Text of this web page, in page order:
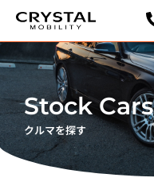
ッ
プ
Stock Cars
クルマを探す